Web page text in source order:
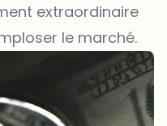
extraordinaire
le marché.